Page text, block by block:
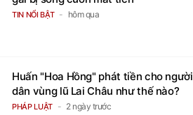
TIN NỔI BẬT hôm qua
Huấn "Hoa Hồng" phát tiền cho người
dân vùng lũ Lai Châu như thế nào?
PHÁP LUẬT 2 ngày trước